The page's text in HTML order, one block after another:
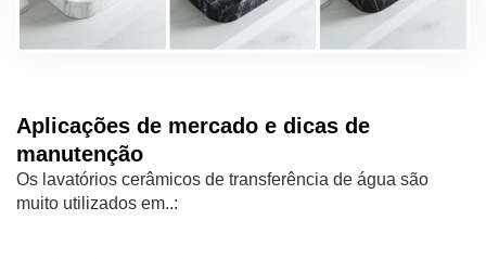
Aplicações de mercado e dicas de
manutenção
Os lavatórios cerâmicos de transferência de água são
muito utilizados em..: